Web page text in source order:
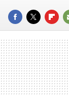
FACEBOOK
TWITTER